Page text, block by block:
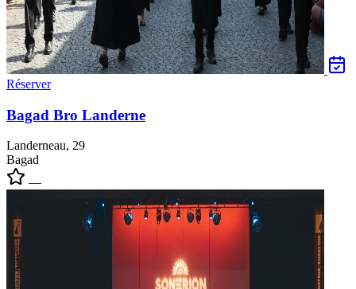
Réserver
Bagad Bro Landerne
Landerneau, 29
Bagad
—